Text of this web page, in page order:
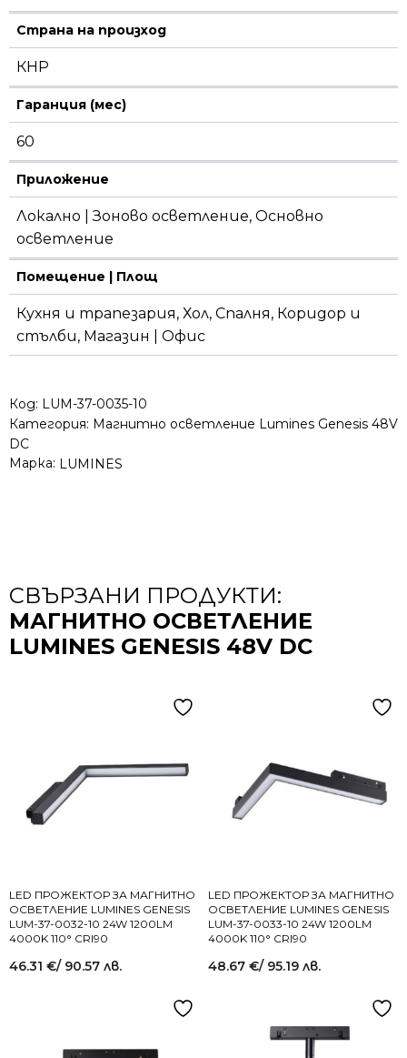
Страна на произход
КНР
Гаранция (мес)
60
Приложение
Локално | Зоново осветление, Основно
осветление
Помещение | Площ
Кухня и трапезария, Хол, Спалня, Коридор и
стълби, Магазин | Офис
Код: LUM-37-0035-10
Категория: Магнитно осветление Lumines Genesis 48V
DC
Марка: LUMINES
СВЪРЗАНИ ПРОДУКТИ:
МАГНИТНО ОСВЕТЛЕНИЕ
LUMINES GENESIS 48V DC
LED ПРОЖЕКТОР ЗА МАГНИТНО
ОСВЕТЛЕНИЕ LUMINES GENESIS
LUM-37-0032-10 24W 1200LM
4000K 110° CRI90
46.31 €/ 90.57 лв.
LED ПРОЖЕКТОР ЗА МАГНИТНО
ОСВЕТЛЕНИЕ LUMINES GENESIS
LUM-37-0033-10 24W 1200LM
4000K 110° CRI90
48.67 €/ 95.19 лв.